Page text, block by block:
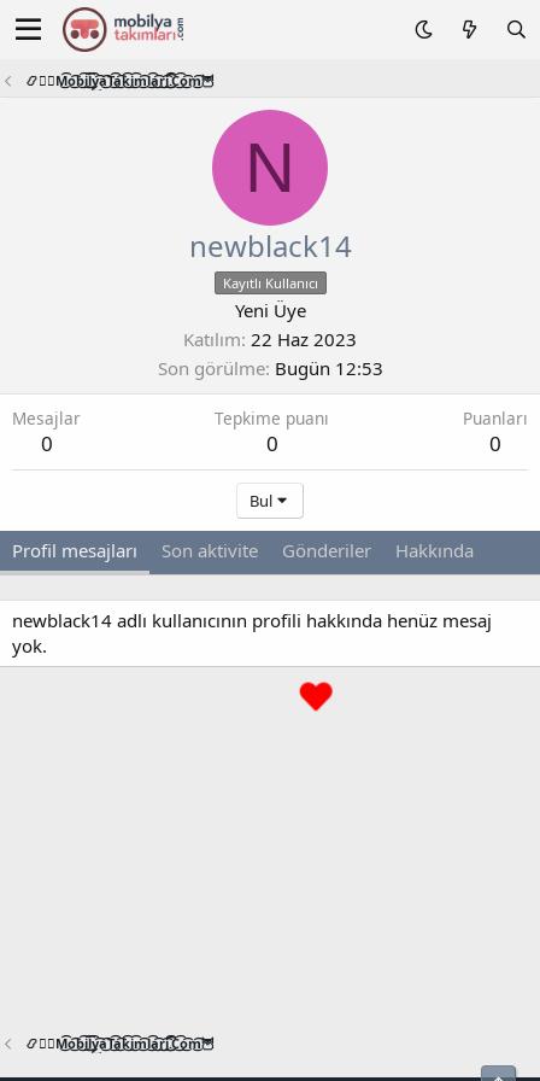
📿🧙‍♂️M͜͡o͜͡b͜͡i͜͡l͜͡y͜͡a͜͡T͜͡a͜͡k͜͡i͜͡m͜͡l͜͡a͜͡r͜͡i͜͡.͜͡C͜͡o͜͡m͜͡🦉
N
newblack14
Kayıtlı Kullanıcı
Yeni Üye
Katılım 22 Haz 2023
Son görülme Bugün 12:53
Mesajlar
0
Tepkime puanı
0
Puanları
0
Bul
Profil mesajları Son aktivite Gönderiler Hakkında
newblack14 adlı kullanıcının profili hakkında henüz mesaj
yok.
📿🧙‍♂️M͜͡o͜͡b͜͡i͜͡l͜͡y͜͡a͜͡T͜͡a͜͡k͜͡i͜͡m͜͡l͜͡a͜͡r͜͡i͜͡.͜͡C͜͡o͜͡m͜͡🦉